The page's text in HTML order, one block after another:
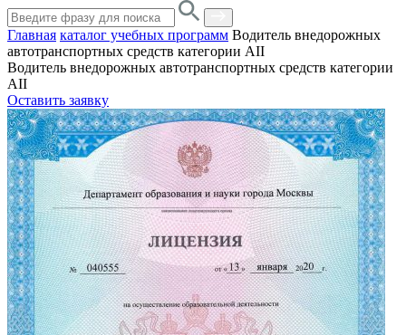
Главная каталог учебных программ Водитель внедорожных
автотранспортных средств категории АII
Водитель внедорожных автотранспортных средств категории
АII
Оставить заявку